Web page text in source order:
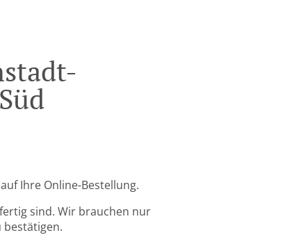
Ihre Online-Bestellung.
sind. Wir brauchen nur
bestätigen.